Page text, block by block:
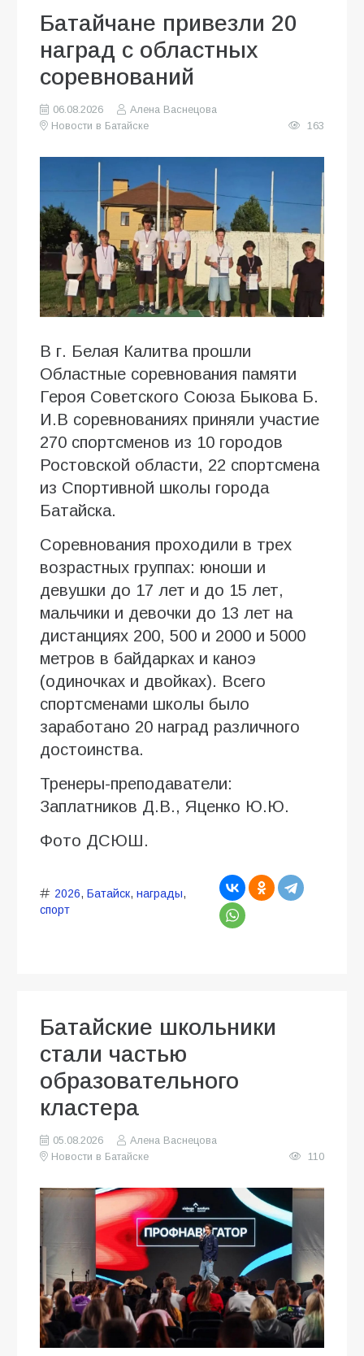
Батайчане привезли 20
наград с областных
соревнований
06.08.2026
Алена Васнецова
Новости в Батайске
163
В г. Белая Калитва прошли
Областные соревнования памяти
Героя Советского Союза Быкова Б.
И.В соревнованиях приняли участие
270 спортсменов из 10 городов
Ростовской области, 22 спортсмена
из Спортивной школы города
Батайска.
Соревнования проходили в трех
возрастных группах: юноши и
девушки до 17 лет и до 15 лет,
мальчики и девочки до 13 лет на
дистанциях 200, 500 и 2000 и 5000
метров в байдарках и каноэ
(одиночках и двойках). Всего
спортсменами школы было
заработано 20 наград различного
достоинства.
Тренеры-преподаватели:
Заплатников Д.В., Яценко Ю.Ю.
Фото ДСЮШ.
2026, Батайск, награды,
спорт
Батайские школьники
стали частью
образовательного
кластера
05.08.2026
Алена Васнецова
Новости в Батайске
110